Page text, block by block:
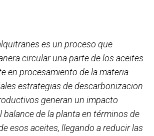
es un proceso que
circular una parte de los aceites
en procesamiento de la materia
estrategias de descarbonizacion
generan un impacto
balance de la planta en términos de
esos aceites, llegando a reducir las